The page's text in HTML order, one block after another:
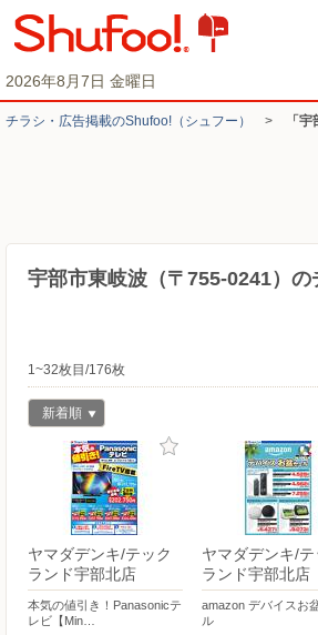
2026年8月7日 金曜日
チラシ・​広告掲載の​Shufoo!​（シュフー） > 「
宇部市東岐波（〒755-0241）
1~32枚目/176枚
新着順
ヤマダデンキ/テック
ランド宇部北店
本気の値引き！Panasonicテ
レビ【Min…
ヤマダデンキ/テ
ランド宇部北店
amazon デバイスお
ル